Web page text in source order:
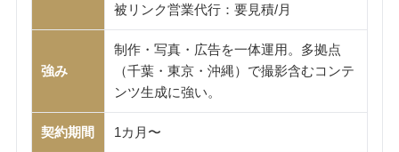
被リンク営業代行：要見積/月
強み
制作・写真・広告を一体運用。多拠点
（千葉・東京・沖縄）で撮影含むコンテ
ンツ生成に強い。
契約期間 1カ月〜